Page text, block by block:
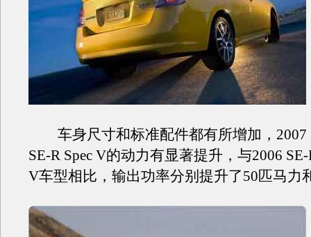
车身尺寸和标准配件都有所增加，2007
SE-R Spec V的动力有显著提升，与2006 SE-
V车型相比，输出功率分别提升了50匹马力